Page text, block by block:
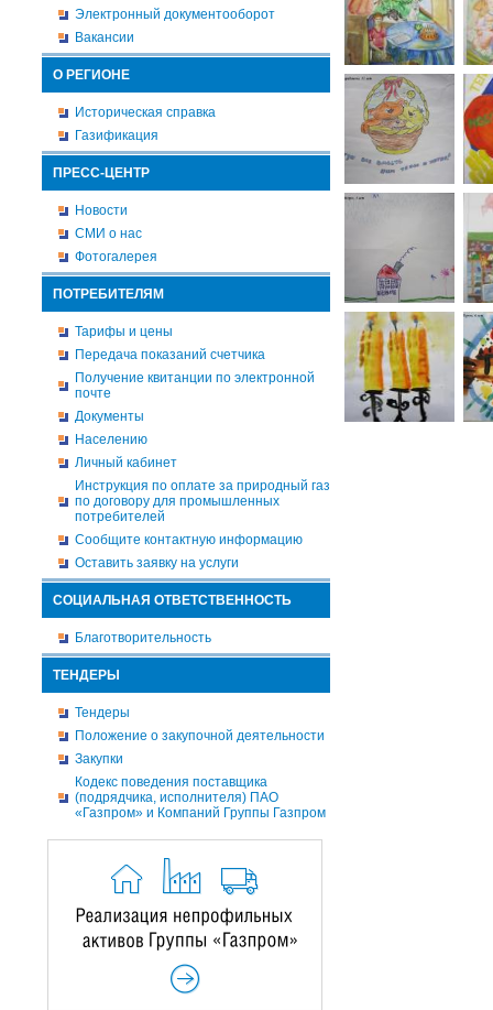
Электронный документооборот
Вакансии
О РЕГИОНЕ
Историческая справка
Газификация
ПРЕСС-ЦЕНТР
Новости
СМИ о нас
Фотогалерея
ПОТРЕБИТЕЛЯМ
Тарифы и цены
Передача показаний счетчика
Получение квитанции по электронной
почте
Документы
Населению
Личный кабинет
Инструкция по оплате за природный газ
по договору для промышленных
потребителей
Сообщите контактную информацию
Оставить заявку на услуги
СОЦИАЛЬНАЯ ОТВЕТСТВЕННОСТЬ
Благотворительность
ТЕНДЕРЫ
Тендеры
Положение о закупочной деятельности
Закупки
Кодекс поведения поставщика
(подрядчика, исполнителя) ПАО
«Газпром» и Компаний Группы Газпром